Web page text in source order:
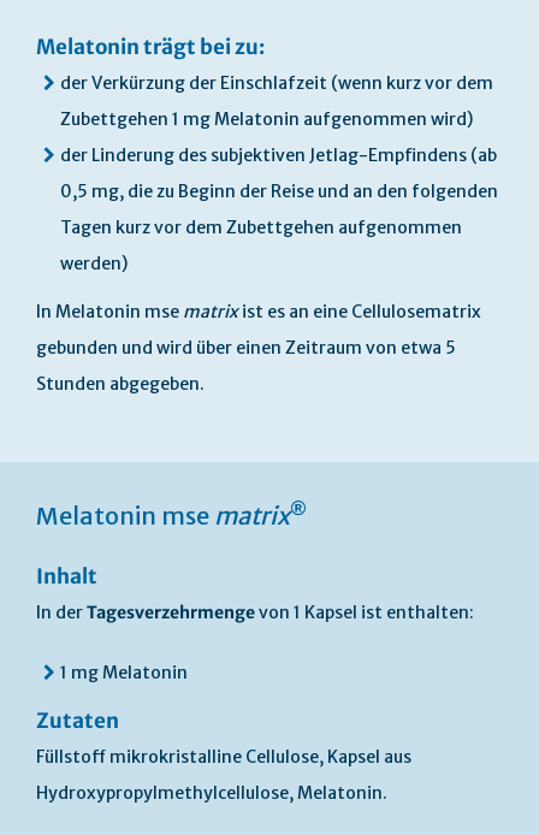
Melatonin trägt bei zu:
der Verkürzung der Einschlafzeit (wenn kurz vor dem
Zubettgehen 1 mg Melatonin aufgenommen wird)
der Linderung des subjektiven Jetlag-Empfindens (ab
0,5 mg, die zu Beginn der Reise und an den folgenden
Tagen kurz vor dem Zubettgehen aufgenommen
werden)
In Melatonin mse matrixist es an eine Cellulosematrix
gebunden und wird über einen Zeitraum von etwa 5
Stunden abgegeben.
Melatonin mse matrix®
Inhalt
In derTagesverzehrmengevon 1 Kapsel ist enthalten:
1 mg Melatonin
Zutaten
Füllstoff mikrokristalline Cellulose, Kapsel aus
Hydroxypropylmethylcellulose, Melatonin.